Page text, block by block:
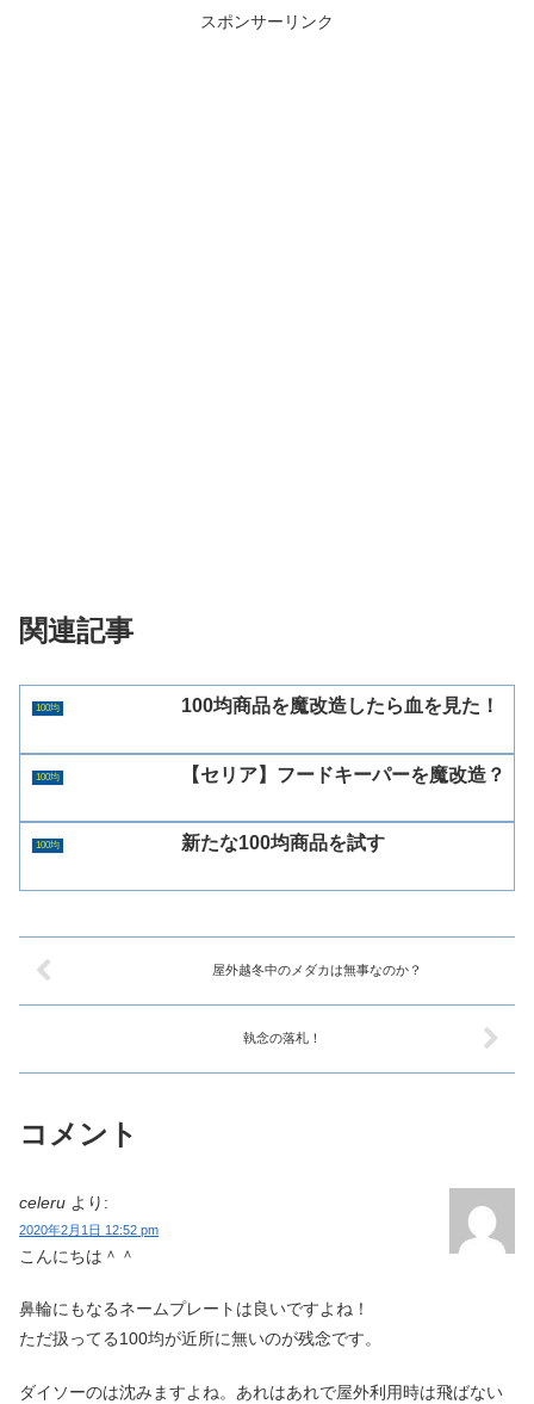
スポンサーリンク
関連記事
100均 100均商品を魔改造したら血を見た！
100均 【セリア】フードキーパーを魔改造？
100均 新たな100均商品を試す
屋外越冬中のメダカは無事なのか？
執念の落札！
コメント
celeru より:
2020年2月1日 12:52 pm
こんにちは＾＾
鼻輪にもなるネームプレートは良いですよね！
ただ扱ってる100均が近所に無いのが残念です。
ダイソーのは沈みますよね。あれはあれで屋外利用時は飛ばない